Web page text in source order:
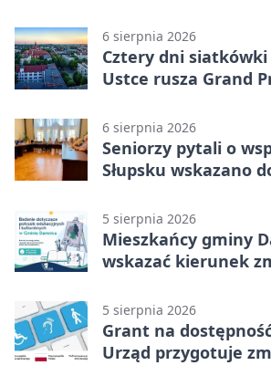
6 sierpnia 2026
Cztery dni
Ustce rusza Grand
6 sierpnia 2026
Seniorzy pytali o
Słupsku wskazano
5 sierpnia 2026
Mieszkańcy gminy
wskazać kierunek
5 sierpnia 2026
Grant na
Urząd przygotuje